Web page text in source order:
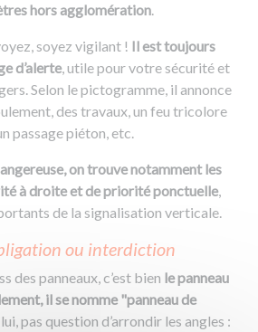
hors agglomération.
soyez vigilant ! Il est toujours
d’alerte, utile pour votre sécurité et
Selon le pictogramme, il annonce
des travaux, un feu tricolore
passage piéton, etc.
on trouve notamment les
à droite et de priorité ponctuelle,
de la signalisation verticale.
ou interdiction
des panneaux, c’est bien le panneau
il se nomme "panneau de
pas question d’arrondir les angles :